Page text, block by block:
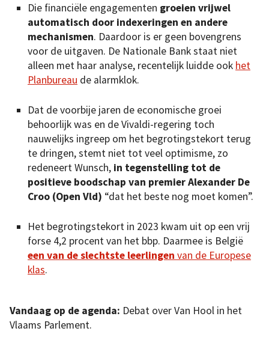
Die financiële engagementen groeien vrijwel
automatisch door indexeringen en andere
mechanismen. Daardoor is er geen bovengrens
voor de uitgaven. De Nationale Bank staat niet
alleen met haar analyse, recentelijk luidde ook het
Planbureau de alarmklok.
Dat de voorbije jaren de economische groei
behoorlijk was en de Vivaldi-regering toch
nauwelijks ingreep om het begrotingstekort terug
te dringen, stemt niet tot veel optimisme, zo
redeneert Wunsch, in tegenstelling tot de
positieve boodschap van premier Alexander De
Croo (Open Vld) “dat het beste nog moet komen”.
Het begrotingstekort in 2023 kwam uit op een vrij
forse 4,2 procent van het bbp. Daarmee is België
een van de slechtste leerlingen van de Europese
klas.
Vandaag op de agenda: Debat over Van Hool in het
Vlaams Parlement.